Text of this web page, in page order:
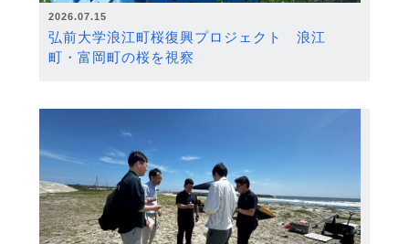
2026.07.15
弘前大学浪江町桜復興プロジェクト 浪江
町・富岡町の桜を視察